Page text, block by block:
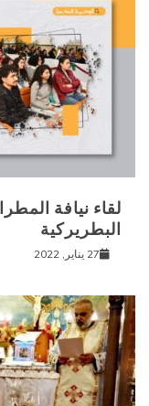
لقاء نيافة
البطريركية
27 يناير, 2022